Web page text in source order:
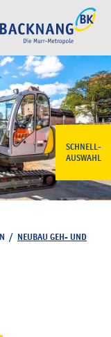
SCHNELL-
AUSWAHL
/ NEUBAU GEH- UND